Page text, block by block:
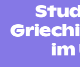
im